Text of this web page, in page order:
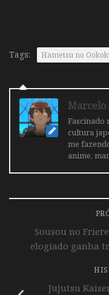
Tags: Hametsu no
Fascinado
cultura
me
anime,
Sousou no
elogiado ganha
Jujutsu